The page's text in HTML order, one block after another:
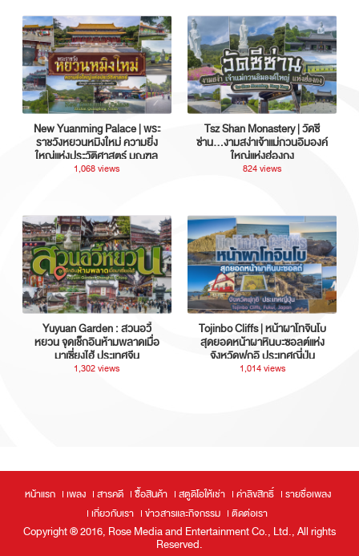
New Yuanming Palace | พระ
ราชวังหยวนหมิงใหม่ ความยิ่ง
ใหญ่แห่งประวัติศาสตร์ มณฑล
กวางตุ้ง ประเทศจีน
1,068 views
Tsz Shan Monastery | วัดซี
ซ่าน…งามสง่าเจ้าแม่กวนอิมองค์
ใหญ่แห่งฮ่องกง
824 views
Yuyuan Garden : สวนอวี้
หยวน จุดเช็กอินห้ามพลาดเมื่อ
มาเซี่ยงไฮ้ ประเทศจีน
1,302 views
Tojinbo Cliffs | หน้าผาโทจินโบ
สุดยอดหน้าผาหินบะซอลต์แห่ง
จังหวัดฟุกุอิ ประเทศญี่ปุ่น
1,014 views
หน้าแรก เพลง สารคดี ซื้อสินค้า สตูดิโอให้เช่า ค่าลิขสิทธิ์
รายชื่อเพลง
เกี่ยวกับเรา
ข่าวสารและกิจกรรม ติดต่อเรา
Copyright ® 2016, Rose Media and Entertainment Co., Ltd., All rights
Reserved.